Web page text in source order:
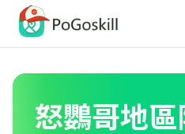
怒鸚哥地